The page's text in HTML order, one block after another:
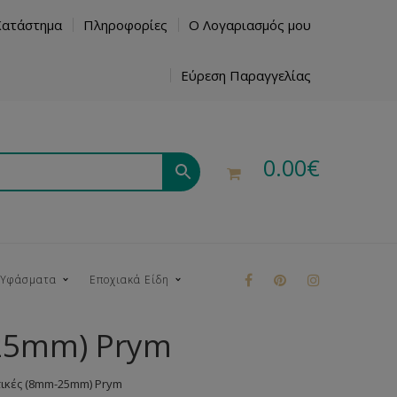
Πληροφορίες Ο Λογαριασμός μου
Εύρεση Παραγγελίας
0.00€
Εποχιακά Είδη
Prym
(8mm-25mm) Prym